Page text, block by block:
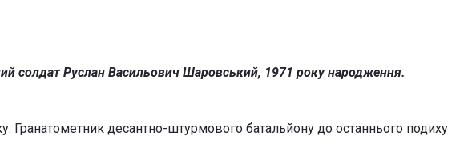
солдат Руслан Васильович Шаровський, 1971 року народження.
Гранатометник десантно-штурмового батальйону до останнього подиху